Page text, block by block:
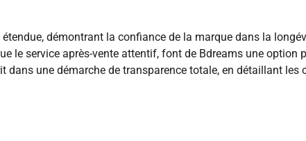
démontrant la confiance de la marque dans la
le service après-vente attentif, font de Bdreams une option
dans une démarche de transparence totale, en détaillant les